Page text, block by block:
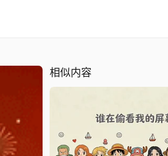
相似内容